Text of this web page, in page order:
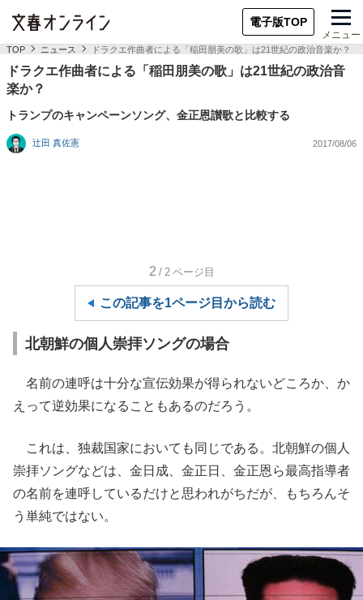
電子版TOP
メニュー
TOP ニュース ドラクエ作曲者による「稲田朋美の歌」は21世紀の政治音楽か？
ドラクエ作曲者による「稲田朋美の歌」は21世紀の政治音
楽か？
トランプのキャンペーンソング、金正恩讃歌と比較する
辻田 真佐憲 2017/08/06
2 /2 ページ目
この記事を1ページ目から読む
北朝鮮の個人崇拝ソングの場合
名前の連呼は十分な宣伝効果が得られないどころか、か
えって逆効果になることもあるのだろう。
これは、独裁国家においても同じである。北朝鮮の個人
崇拝ソングなどは、金日成、金正日、金正恩ら最高指導者
の名前を連呼しているだけと思われがちだが、もちろんそ
う単純ではない。